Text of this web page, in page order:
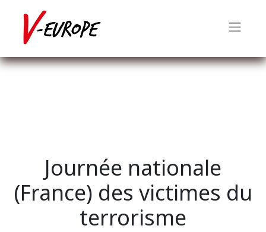
Journée nationale
(France) des victimes du
terrorisme